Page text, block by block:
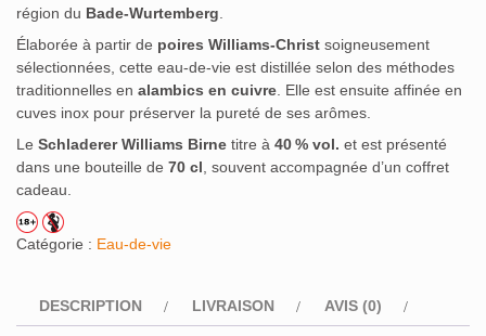
région du Bade-Wurtemberg
Élaborée à partir de poires Williams-Christ soigneusement
sélectionnées, cette eau-de-vie est distillée selon des méthodes
traditionnelles en alambics en cuivre Elle est ensuite affinée en
cuves inox pour préserver la pureté de ses arômes.
Le Schladerer Williams Birne titre à 40 % vol. et est présenté
dans une bouteille de 70 cl , souvent accompagnée d’un coffret
cadeau.
Catégorie : Eau-de-vie
DESCRIPTION LIVRAISON AVIS (0)